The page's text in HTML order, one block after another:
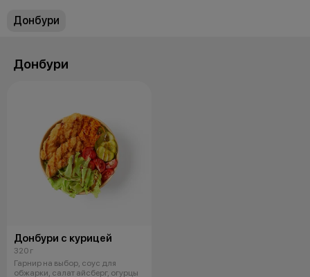
Донбури
Донбури
Донбури с курицей
320 г
Гарнир на выбор, соус для
обжарки, салат айсберг, огурцы